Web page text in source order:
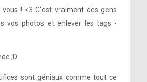
vous ! <3 C'est vraiment des gens
vos photos et enlever les tags -
;D
sont géniaux comme tout ce